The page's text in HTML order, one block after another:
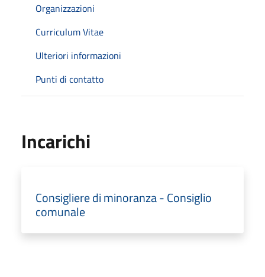
Organizzazioni
Curriculum Vitae
Ulteriori informazioni
Punti di contatto
Incarichi
Consigliere di minoranza - Consiglio
comunale